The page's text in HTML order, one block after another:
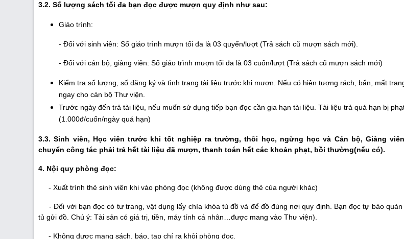
3.2. Số lượng sách tối đa bạn đọc được mượn quy định như sau:
Giáo trình:
- Đối với sinh viên: Số giáo trình mượn tối đa là 03 quyển/lượt (Trả sách cũ mượn sách mới).
- Đối với cán bộ, giảng viên: Số giáo trình mượn tối đa là 03 cuốn/lượt (Trả sách cũ mượn sách mới)
Kiểm tra số lượng, số đăng ký và tình trạng tài liệu trước khi mượn. Nếu có hiện tượng rách, bẩn, mất
ngay cho cán bộ Thư viện.
Trước ngày đến trả tài liệu, nếu muốn sử dụng tiếp bạn đọc cần gia hạn tài liệu. Tài liệu trả quá hạn bị
(1.000đ/cuốn/ngày quá hạn)
3.3. Sinh viên, Học viên trước khi tốt nghiệp ra trường, thôi học, ngừng học và Cán bộ, Giảng
chuyển công tác phải trả hết tài liệu đã mượn, thanh toán hết các khoản phạt, bồi thường(nếu có).
4. Nội quy phòng đọc:
- Xuất trình thẻ sinh viên khi vào phòng đọc (không được dùng thẻ của người khác)
- Đối với bạn đọc có tư trang, vật dụng lấy chìa khóa tủ đồ và để đồ đúng nơi quy định. Bạn đọc tự bảo quản
tủ gửi đồ. Chú ý: Tài sản có giá trị, tiền, máy tính cá nhân…được mang vào Thư viện).
- Không được mang sách, báo, tạp chí ra khỏi phòng đọc.